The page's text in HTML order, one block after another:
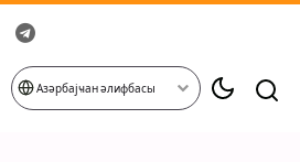
Азәрбајҹан әлифбасы